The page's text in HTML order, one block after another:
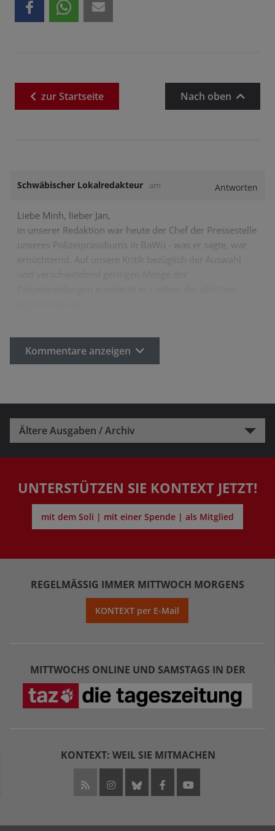
zurStartseite Nach oben
Schwäbischer Lokalredakteur am Antworten
Liebe Minh, lieber Jan,
in unserer Redaktion war heute der Chef der Pressestelle
unseres Polizeipräsidiums in BaWü - was er sagte, war
Kommentare anzeigen
Ältere Ausgaben / Archiv
UNTERSTÜTZEN SIE KONTEXT JETZT!
mit dem Soli | mit einer Spende | als Mitglied
REGELMÄSSIG IMMER MITTWOCH MORGENS
KONTEXT per E-Mail
MITTWOCHS ONLINE UND SAMSTAGS IN DER
KONTEXT: WEIL SIE MITMACHEN